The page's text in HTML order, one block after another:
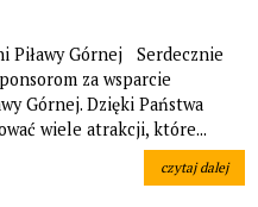
Piławy Górnej Serdecznie
za wsparcie
Górnej. Dzięki Państwa
wiele atrakcji, które...
czytaj dalej
na temat: